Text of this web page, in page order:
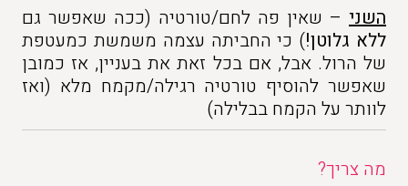
השני – שאין פה לחם/טורטיה (ככה שאפשר גם
ללא גלוטן!) כי החביתה עצמה משמשת כמעטפת
של הרול. אבל, אם בכל זאת את בעניין, אז כמובן
שאפשר להוסיף טורטיה רגילה/מקמח מלא (ואז
לוותר על הקמח בבלילה)
מה צריך?